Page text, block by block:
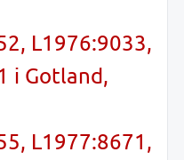
L1976:9033,
i Gotland,
L1977:8671,